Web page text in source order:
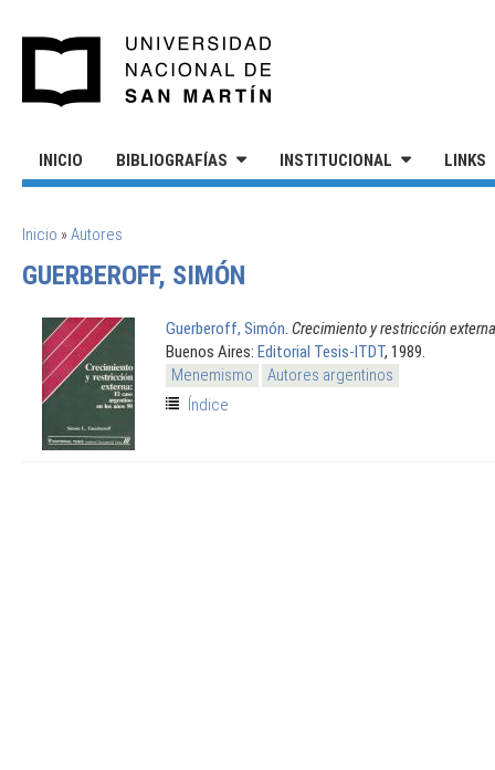
INICIO BIBLIOGRAFÍAS INSTITUCIONAL LINKS
SE ENCUENTRA USTED AQUÍ
Inicio »Autores
GUERBEROFF, SIMÓN
Guerberoff, Simón Crecimiento y restricción
Buenos Aires: Editorial Tesis-ITDT, 1989.
Menemismo
Autores argentinos
Índice